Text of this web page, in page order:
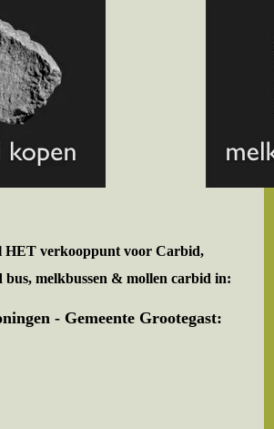
HET verkooppunt voorCarbid,
bus, melkbussen & mollen carbid in:
- Gemeente Grootegast: